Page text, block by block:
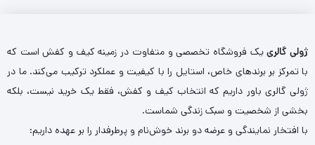
ژولی گالرییک فروشگاه تخصصی و متفاوت در زمینه کیف و کفش است که
با تمرکز بر برندهای خاص، استایل را با کیفیت و عملکرد ترکیب می‌کند. ما در
ژولی گالری باور داریم که انتخاب کیف و کفش، فقط یک خرید نیست، بلکه
بخشی از شخصیت و سبک زندگی شماست.
با افتخار نمایندگی و عرضه دو برند خوش‌نام و پرطرفدار را بر عهده داریم: